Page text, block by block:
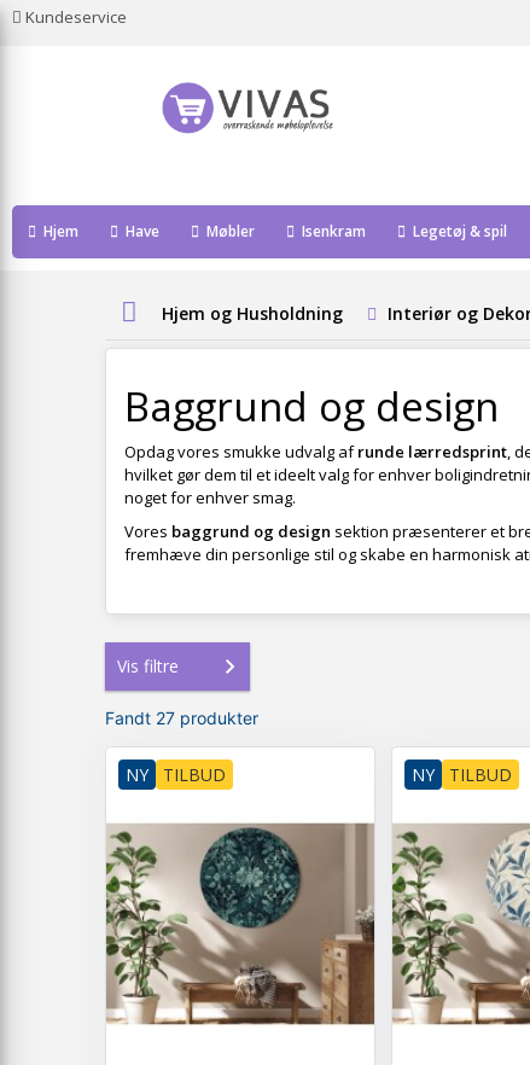
Kundeservice
Hjem Have Møbler Isenkram Legetøj & spil
Hjem og Husholdning Interiør og
Baggrund og design
Opdag vores smukke udvalg afrunde lærredsprint,
hvilket gør dem til et ideelt valg for enhver
noget for enhver smag.
Vores baggrund og design sektion præsenterer et
fremhæve din personlige stil og skabe en harmonisk
Vis filtre
Fandt 27 produkter
NY TILBUD NY TILBUD